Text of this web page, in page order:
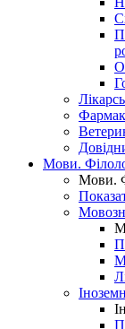
Мови.
Мови.